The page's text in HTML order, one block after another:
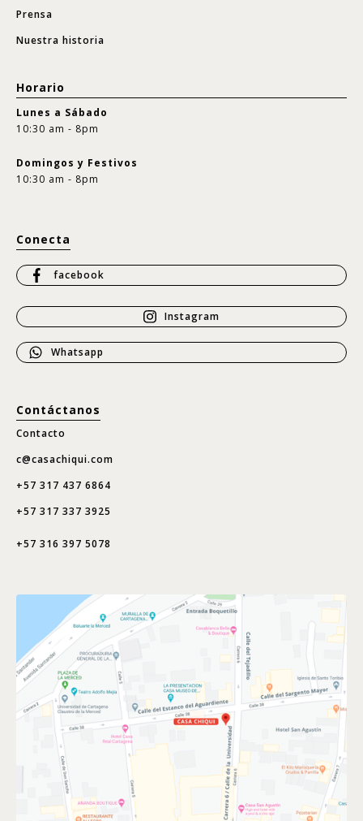
Prensa
Nuestra historia
Horario
Lunes a Sábado
10:30 am - 8pm
Domingos y Festivos
10:30 am - 8pm
Conecta
facebook
Instagram
Whatsapp
Contáctanos
Contacto
c@casachiqui.com
+57 317 437 6864
+57 317 337 3925
+57 316 397 5078